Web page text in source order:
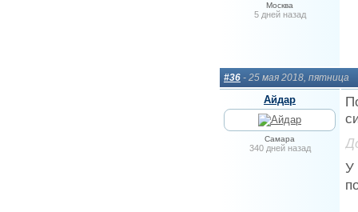
Москва
5 дней назад
#36 - 25 мая 2018, пятница
Айдар
Самара
340 дней назад
У